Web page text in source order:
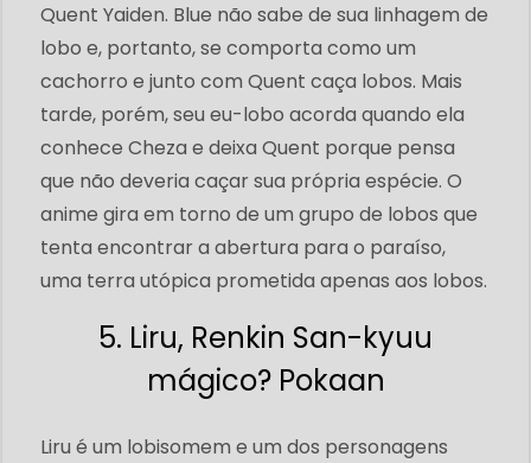
Quent Yaiden. Blue não sabe de sua linhagem de
lobo e, portanto, se comporta como um
cachorro e junto com Quent caça lobos. Mais
tarde, porém, seu eu-lobo acorda quando ela
conhece Cheza e deixa Quent porque pensa
que não deveria caçar sua própria espécie. O
anime gira em torno de um grupo de lobos que
tenta encontrar a abertura para o paraíso,
uma terra utópica prometida apenas aos lobos.
5. Liru, Renkin San-kyuu
mágico? Pokaan
Liru é um lobisomem e um dos personagens